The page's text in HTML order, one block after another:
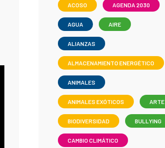
ACOSO AGENDA 2030
AGUA AIRE
ALIANZAS
ALMACENAMIENTO ENERGÉTICO
ANIMALES
ANIMALES EXÓTICOS ARTE
BIODIVERSIDAD BULLYING
CAMBIO CLIMÁTICO